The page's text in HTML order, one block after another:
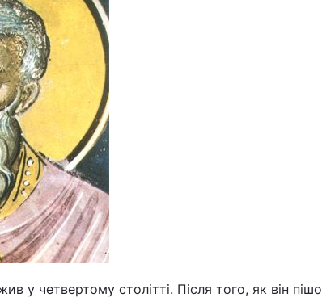
у четвертому столітті. Після того, як він